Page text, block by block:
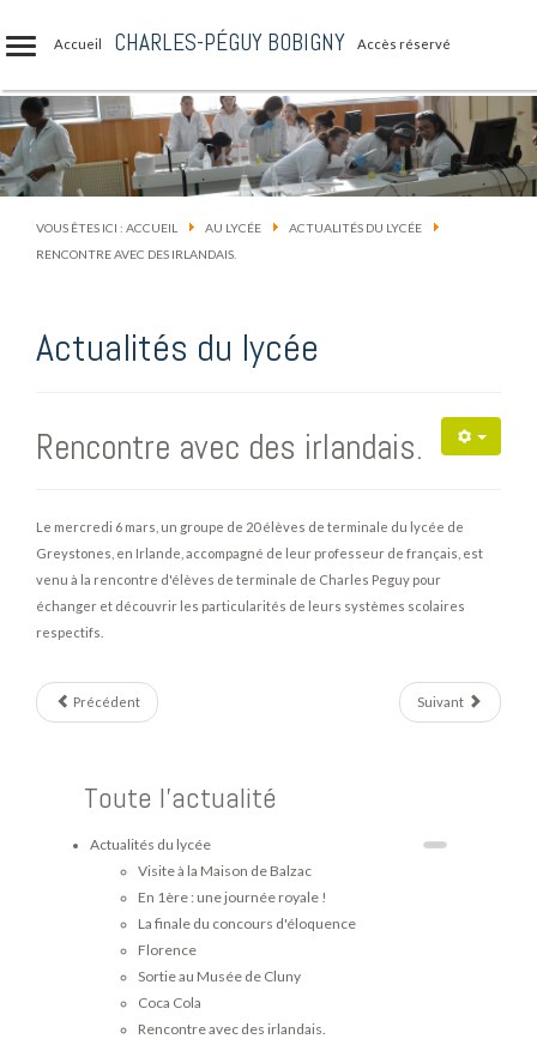
Accueil CHARLES-PÉGUY BOBIGNY Accès réservé
VOUS ÊTES ICI : ACCUEIL AU LYCÉE
ACTUALITÉS DU LYCÉE
RENCONTRE AVEC DES IRLANDAIS.
Actualités du lycée
Rencontre avec des irlandais.
Le mercredi 6 mars, un groupe de 20 élèves de terminale du lycée de
Greystones, en Irlande, accompagné de leur professeur de français, est
venu à la rencontre d'élèves de terminale de Charles Peguy pour
échanger et découvrir les particularités de leurs systèmes scolaires
respectifs.
Précédent Suivant
Toute l'actualité
Actualités du lycée
Visite à la Maison de Balzac
En 1ère : une journée royale !
La finale du concours d'éloquence
Florence
Sortie au Musée de Cluny
Coca Cola
Rencontre avec des irlandais.